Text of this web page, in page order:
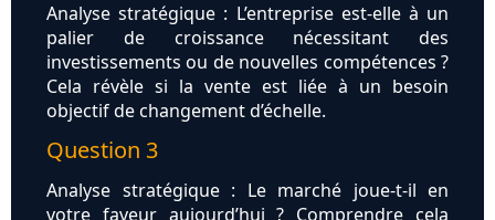
Analyse stratégique : L’entreprise est-elle à un
palier de croissance nécessitant des
investissements ou de nouvelles compétences ?
Cela révèle si la vente est liée à un besoin
objectif de changement d’échelle.
Question 3
Analyse stratégique : Le marché joue-t-il en
votre faveur aujourd’hui ? Comprendre cela